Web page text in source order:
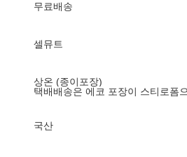
무료배송
셀뮤트
상온 (종이포장)
택배배송은 에코 포장이 스티로폼
국산